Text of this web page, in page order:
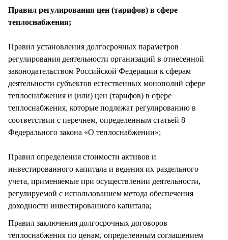
Правил регулирования цен (тарифов) в сфере
теплоснабжения;
Правил установления долгосрочных параметров
регулирования деятельности организаций в отнесенной
законодательством Российской Федерации к сферам
деятельности субъектов естественных монополий сфере
теплоснабжения и (или) цен (тарифов) в сфере
теплоснабжения, которые подлежат регулированию в
соответствии с перечнем, определенным статьей 8
Федерального закона «О теплоснабжении»;
Правил определения стоимости активов и
инвестированного капитала и ведения их раздельного
учета, применяемые при осуществлении деятельности,
регулируемой с использованием метода обеспечения
доходности инвестированного капитала;
Правил заключения долгосрочных договоров
теплоснабжения по ценам, определенным соглашением